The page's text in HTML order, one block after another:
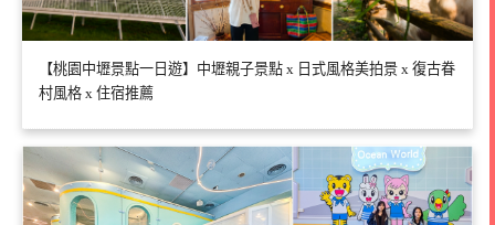
【桃園中壢景點一日遊】中壢親子景點 x 日式風格美拍景 x 復古眷
村風格 x 住宿推薦